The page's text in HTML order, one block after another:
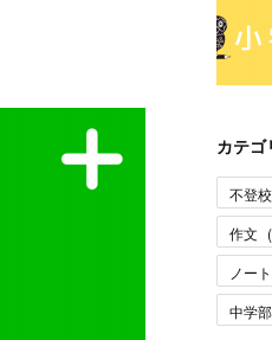
カテゴ
不登
作文 (
ノート
中学部